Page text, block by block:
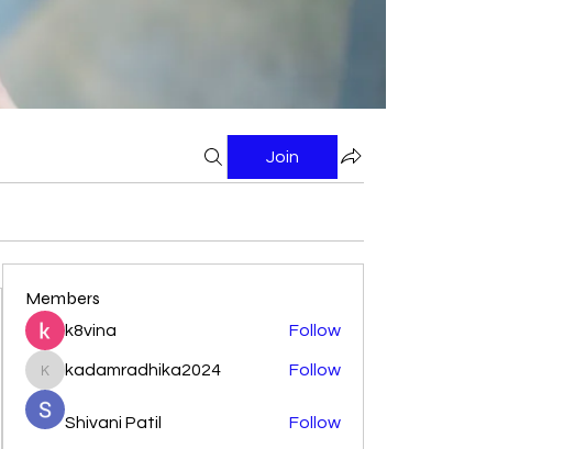
Join
Members
k8vina Follow
kadamradhika2024
kadamradhika2024 Follow
Shivani Patil Follow